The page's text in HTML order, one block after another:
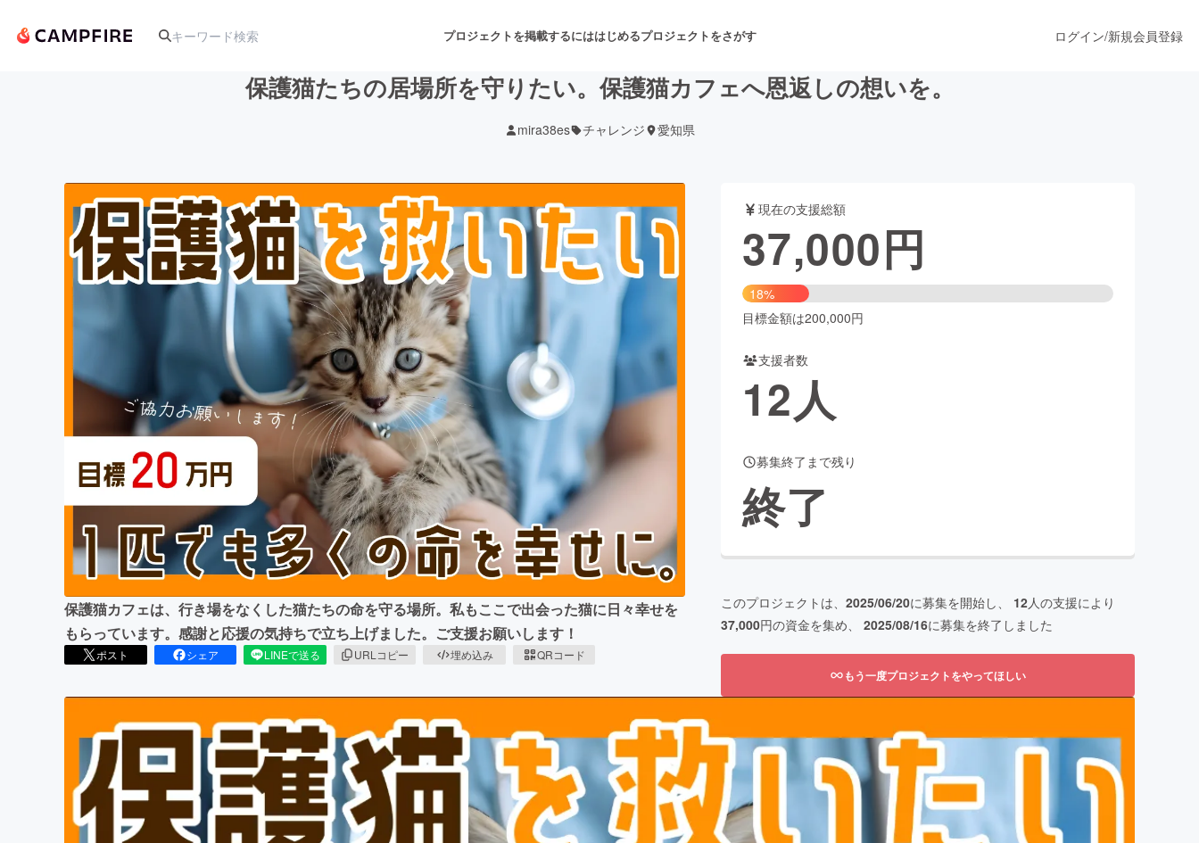
プロジェクトを掲載するにははじめるプロジェクトをさがす
アート・写真 音楽 舞台・パフォーマンス
テクノロジー・ガジェット ゲーム・サービス開発 ファッション
映像・映画 書籍・雑誌出版
ビジネス・起業 チャレンジ ビューティー・ヘルスケア
まちづくり・地域活性化
CAMPFIRE for Social GoodCAMPFIRE Creation
CAMPFIREふるさと納税
ログイン/新規会員登録
保護猫たちの居場所を守りたい。保護猫カフェへ恩返しの想いを。
mira38es チャレンジ 愛知県
保護猫カフェは、行き場をなくした猫たちの命を守る場所。私もここで出会った猫に日々幸せを
もらっています。感謝と応援の気持ちで立ち上げました。ご支援お願いします！
ポスト シェア LINEで送る URLコピー 埋め込み QRコード
現在の支援総額
37,000円
18%
目標金額は200,000円
支援者数
12人
募集終了まで残り
終了
このプロジェクトは、 2025/06/20に募集を開始し、 12人の支援により
37,000円の資金を集め、 2025/08/16に募集を終了しました
もう一度プロジェクトをやってほしい